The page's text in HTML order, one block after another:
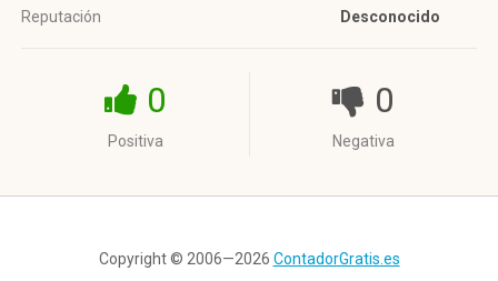
Reputación Desconocido
0
Positiva
0
Negativa
Copyright © 2006—2026 ContadorGratis.es